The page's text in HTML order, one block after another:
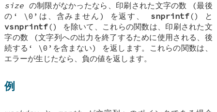
size の制限がなかったなら、印刷された文字の数 (最後
の‘ \0 ’は、含みません) を返す、 snprintf() と
vsnprintf() を除いて、これらの関数は、印刷された文
字の数 (文字列への出力を終了するために使用される、後
続する‘ \0 ’を含まない) を返します。これらの関数は、
エラーが生じたなら、負の値を返します。
例